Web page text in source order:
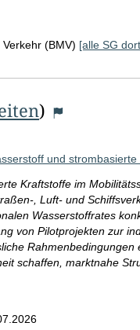
(BMV) [alle SG
)
und
Kraftstoffe im
, Luft- und
Wasserstoffrates
von Pilotprojekten zur
Rahmenbedingungen
schaffen, marktnahe